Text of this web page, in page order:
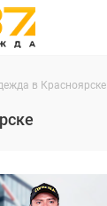
в Красноярске